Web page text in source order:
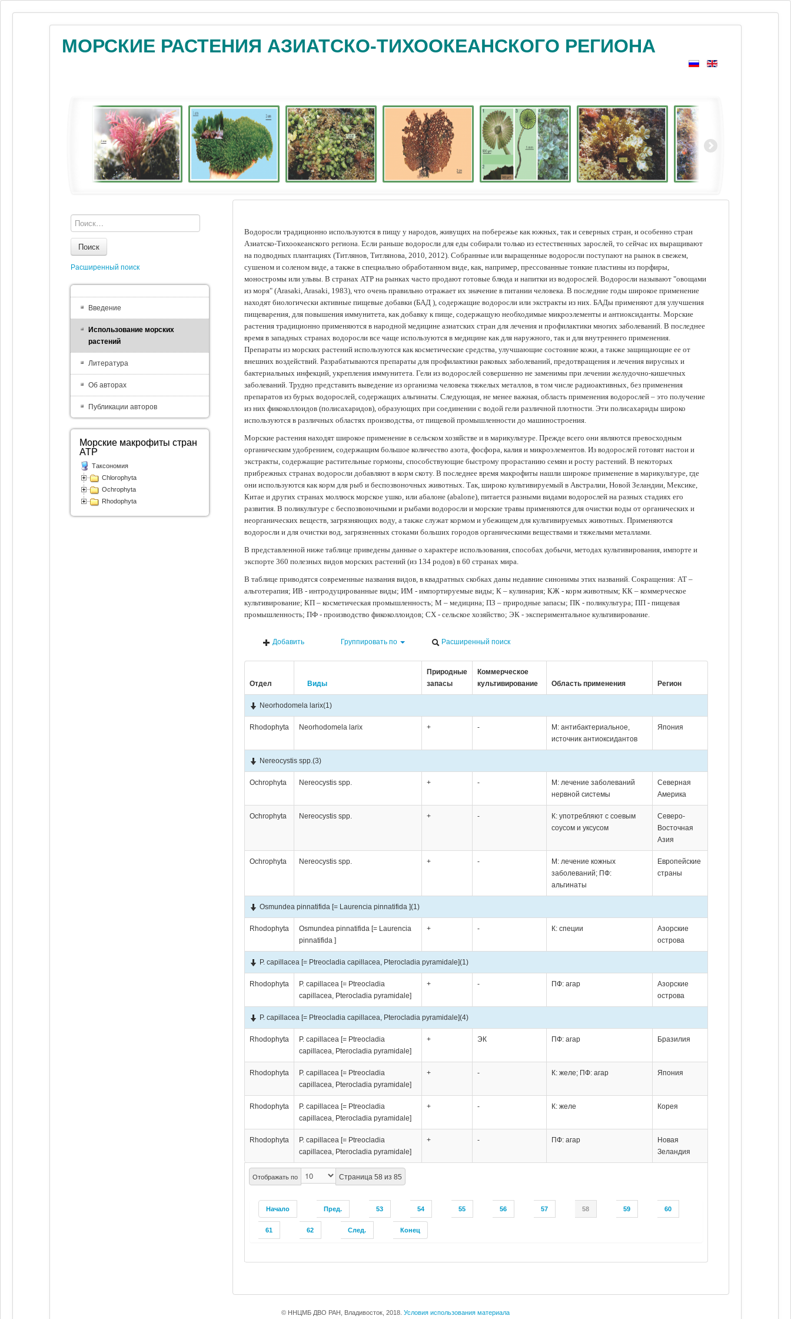
МОРСКИЕ РАСТЕНИЯ АЗИАТСКО-ТИХООКЕАНСКОГО РЕГИОНА
Водоросли традиционно используются в пищу у народов, живущих на побережье как южных, так и северных стран, и особенно стран
Азиатско-Тихоокеанского региона. Если раньше водоросли для еды собирали только из естественных зарослей, то сейчас их выращивают
на подводных плантациях (Tитлянов, Титлянова, 2010, 2012). Собранные или выращенные водоросли поступают на рынок в свежем,
сушеном и соленом виде, а также в специально обработанном виде, как, например, прессованные тонкие пластины из порфиры,
моностромы или ульвы. В странах АТР на рынках часто продают готовые блюда и напитки из водорослей. Водоросли называют "овощами
из моря" (Arasaki, Arasaki, 1983), что очень правильно отражает их значение в питании человека. В последние годы широкое применение
находят биологически активные пищевые добавки (БАД ), содержащие водоросли или экстракты из них. БАДы применяют для улучшения
пищеварения, для повышения иммунитета, как добавку к пище, содержащую необходимые микроэлементы и антиоксиданты. Морские
растения традиционно применяются в народной медицине азиатских стран для лечения и профилактики многих заболеваний. В последнее
время в западных странах водоросли все чаще используются в медицине как для наружного, так и для внутреннего применения.
Препараты из морских растений используются как косметические средства, улучшающие состояние кожи, а также защищающие ее от
внешних воздействий. Разрабатываются препараты для профилактики раковых заболеваний, предотвращения и лечения вирусных и
бактериальных инфекций, укрепления иммунитета. Гели из водорослей совершенно не заменимы при лечении желудочно-кишечных
заболеваний. Трудно представить выведение из организма человека тяжелых металлов, в том числе радиоактивных, без применения
препаратов из бурых водорослей, содержащих альгинаты. Следующая, не менее важная, область применения водорослей – это получение
из них фикоколлоидов (полисахаридов), образующих при соединении с водой гели различной плотности. Эти полисахариды широко
используются в различных областях производства, от пищевой промышленности до машиностроения.
Морские растения находят широкое применение в сельском хозяйстве и в марикультуре. Прежде всего они являются превосходным
органическим удобрением, содержащим большое количество азота, фосфора, калия и микроэлементов. Из водорослей готовят настои и
экстракты, содержащие растительные гормоны, способствующие быстрому прорастанию семян и росту растений. В некоторых
прибрежных странах водоросли добавляют в корм скоту. В последнее время макрофиты нашли широкое применение в марикультуре, где
они используются как корм для рыб и беспозвоночных животных. Так, широко культивируемый в Австралии, Новой Зеландии, Мексике,
Китае и других странах моллюск морское ушко, или абалоне (abalone), питается разными видами водорослей на разных стадиях его
развития. В поликультуре с беспозвоночными и рыбами водоросли и морские травы применяются для очистки воды от органических и
неорганических веществ, загрязняющих воду, а также служат кормом и убежищем для культивируемых животных. Применяются
водоросли и для очистки вод, загрязненных стоками больших городов органическими веществами и тяжелыми металлами.
В представленной ниже таблице приведены данные о характере использования, способах добычи, методах культивирования, импорте и
экспорте 360 полезных видов морских растений (из 134 родов) в 60 странах мира.
В таблице приводятся современные названия видов, в квадратных скобках даны недавние синонимы этих названий. Сокращения: АТ –
альготерапия; ИВ - интродуцированные виды; ИМ - импортируемые виды; К – кулинария; КЖ - корм животным; КК – коммерческое
культивирование; КП – косметическая промышленность; М – медицина; ПЗ – природные запасы; ПК - поликультура; ПП - пищевая
промышленность; ПФ - производство фикоколлоидов; СХ - сельское хозяйство; ЭК - экспериментальное культивирование.
Добавить Группировать по Расширенный поиск
Отдел Виды
Природные
запасы
Коммерческое
культивирование
Область применения Регион
Отображать по Страница 58 из 85
Начало Пред. 53 54 55 56 57 58 59 60
61 62 След. Конец
Neorhodomela larix(1)
Rhodophyta Neorhodomela larix + -
М: антибактериальное,
источник антиоксидантов
Япония
Nereocystis spp. (3)
Ochrophyta Nereocystis spp. + -
М: лечение заболеваний
нервной системы
Северная
Америка
Ochrophyta Nereocystis spp. + -
К: употребляют с соевым
соусом и уксусом
Северо-
Восточная
Азия
Ochrophyta Nereocystis spp. + -
М: лечение кожных
заболеваний; ПФ:
альгинаты
Европейские
страны
Osmundea pinnatifida [= Laurencia pinnatifida ](1)
Rhodophyta
Osmundea pinnatifida [= Laurencia
pinnatifida ]
+ - К: специи
Азорские
острова
P. capillacea [= Ptreocladia capillacea, Pterocladia pyramidale](1)
Rhodophyta
P. capillacea [= Ptreocladia
capillacea, Pterocladia pyramidale]
+ - ПФ: агар
Азорские
острова
P. capillacea [= Ptreocladia capillacea, Pterocladia pyramidale](4)
Rhodophyta
P. capillacea [= Ptreocladia
capillacea, Pterocladia pyramidale]
+ ЭК ПФ: агар Бразилия
Rhodophyta
P. capillacea [= Ptreocladia
capillacea, Pterocladia pyramidale]
+ - К: желе; ПФ: агар Япония
Rhodophyta
P. capillacea [= Ptreocladia
capillacea, Pterocladia pyramidale]
+ - К: желе Корея
Rhodophyta
P. capillacea [= Ptreocladia
capillacea, Pterocladia pyramidale]
+ - ПФ: агар
Новая
Зеландия
Поиск
Расширенный поиск
Введение
Использование морских
растений
Литература
Об авторах
Публикации авторов
Морские макрофиты стран
АТР
Таксономия
Chlorophyta
Ochrophyta
Rhodophyta
© ННЦМБ ДВО РАН, Владивосток, 2018. Условия использования материала